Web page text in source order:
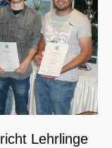
Lehrlinge